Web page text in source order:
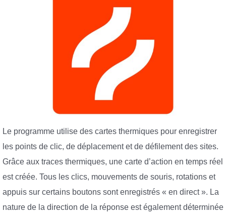
Le programme utilise des cartes thermiques pour enregistrer
les points de clic, de déplacement et de défilement des sites.
Grâce aux traces thermiques, une carte d’action en temps réel
est créée. Tous les clics, mouvements de souris, rotations et
appuis sur certains boutons sont enregistrés « en direct ». La
nature de la direction de la réponse est également déterminée